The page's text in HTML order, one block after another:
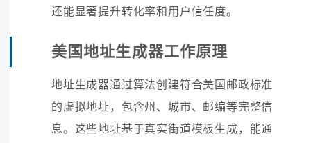
还能显著提升转化率和用户信任度。
美国地址生成器工作原理
地址生成器通过算法创建符合美国邮政标准
的虚拟地址，包含州、城市、邮编等完整信
息。这些地址基于真实街道模板生成，能通